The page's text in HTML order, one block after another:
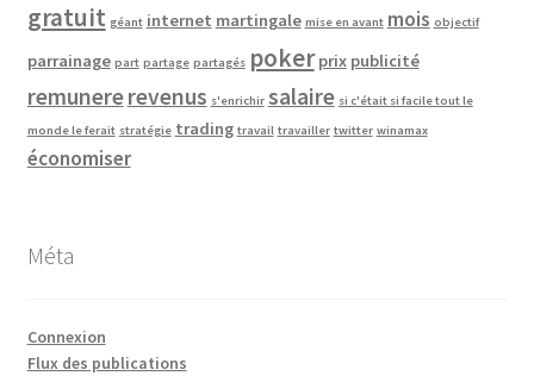
gratuit géant internet martingale mise en avant mois objectif
parrainage part partage partagés poker prix publicité
remunererevenus s'enrichir salaire si c'était si facile tout le
monde le ferait stratégie trading travail travailler twitter winamax
économiser
Méta
Connexion
Flux des publications